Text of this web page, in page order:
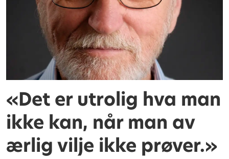
«Det er utrolig hva man
ikke kan, når man av
ærlig vilje ikke prøver.»